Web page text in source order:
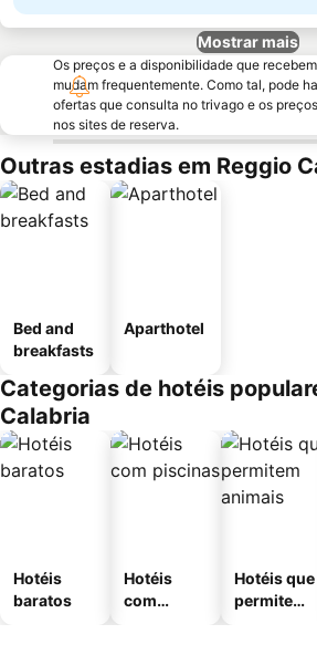
Mostrar mais
Os preços e a disponibilidade que
mudam frequentemente. Como tal, pode
ofertas que consulta no trivago e os
nos sites de reserva.
Outras estadias em Reggio
Bed and
breakfasts
Aparthotel
Categorias de hotéis
Calabria
Hotéis
baratos
Hotéis
com
Hotéis que
permitem